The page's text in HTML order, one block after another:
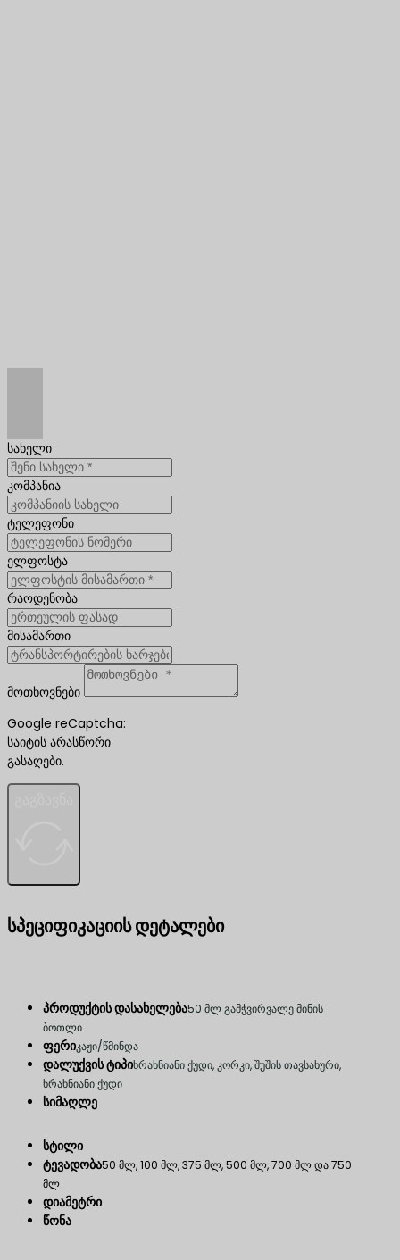
სახელი
კომპანია
ტელეფონი
ელფოსტა
რაოდენობა
მისამართი
მოთხოვნები
Google reCaptcha:
საიტის არასწორი
გასაღები.
სპეციფიკაციის დეტალები
პროდუქტის დასახელება50 მლ გამჭვირვალე მინის
ბოთლი
ფერიკაჟი/წმინდა
დალუქვის ტიპიხრახნიანი ქუდი, კორკი, შუშის თავსახური,
ხრახნიანი ქუდი
სიმაღლე
სტილი
ტევადობა50 მლ, 100 მლ, 375 მლ, 500 მლ, 700 მლ და 750
მლ
დიამეტრი
წონა